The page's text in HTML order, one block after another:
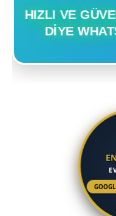
HIZLI VE
DIYE